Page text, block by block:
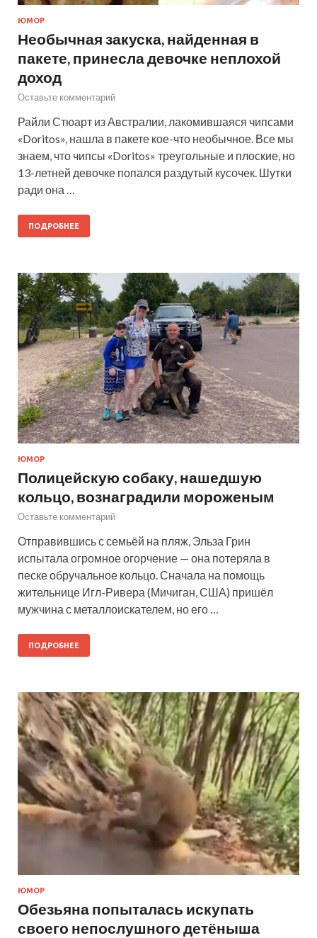
ЮМОР
Необычная закуска, найденная в
пакете, принесла девочке неплохой
доход
Оставьте комментарий
Райли Стюарт из Австралии, лакомившаяся чипсами
«Doritos», нашла в пакете кое-что необычное. Все мы
знаем, что чипсы «Doritos» треугольные и плоские, но
13-летней девочке попался раздутый кусочек. Шутки
ради она …
ПОДРОБНЕЕ
ЮМОР
Полицейскую собаку, нашедшую
кольцо, вознаградили мороженым
Оставьте комментарий
Отправившись с семьёй на пляж, Эльза Грин
испытала огромное огорчение — она потеряла в
песке обручальное кольцо. Сначала на помощь
жительнице Игл-Ривера (Мичиган, США) пришёл
мужчина с металлоискателем, но его …
ПОДРОБНЕЕ
ЮМОР
Обезьяна попыталась искупать
своего непослушного детёныша